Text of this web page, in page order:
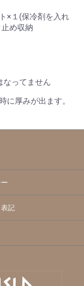
×１(保冷剤を入れ
め収納
なってません
に厚みが出ます。
記